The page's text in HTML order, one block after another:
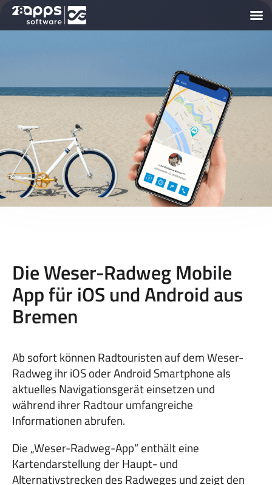
Die Weser-Radweg Mobile
App für iOS und Android aus
Bremen
Ab sofort können Radtouristen auf dem Weser-
Radweg ihr iOS oder Android Smartphone als
aktuelles Navigationsgerät einsetzen und
während ihrer Radtour umfangreiche
Informationen abrufen.
Die „Weser-Radweg-App“ enthält eine
Kartendarstellung der Haupt- und
Alternativstrecken des Radweges und zeigt den